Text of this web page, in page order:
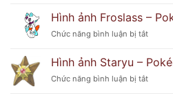
phù
lửa
bí
ảnh
–
hoa
dáng
Hình ảnh Froslass –
Chức năng bình luận bị tắtở
ảnh
–
Hình ảnh Staryu –
Chức năng bình luận bị tắtở